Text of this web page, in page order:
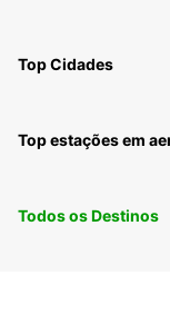
Top Cidades
Top estações em
Todos os Destinos